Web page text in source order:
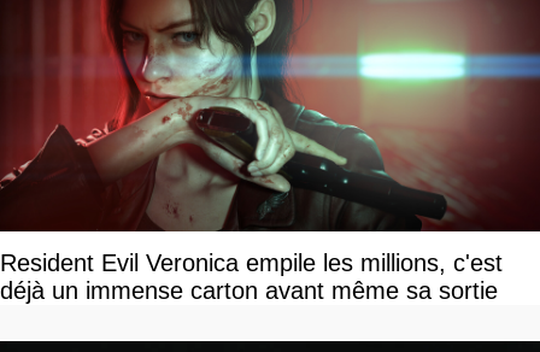
Resident Evil Veronica empile les millions, c'est
déjà un immense carton avant même sa sortie